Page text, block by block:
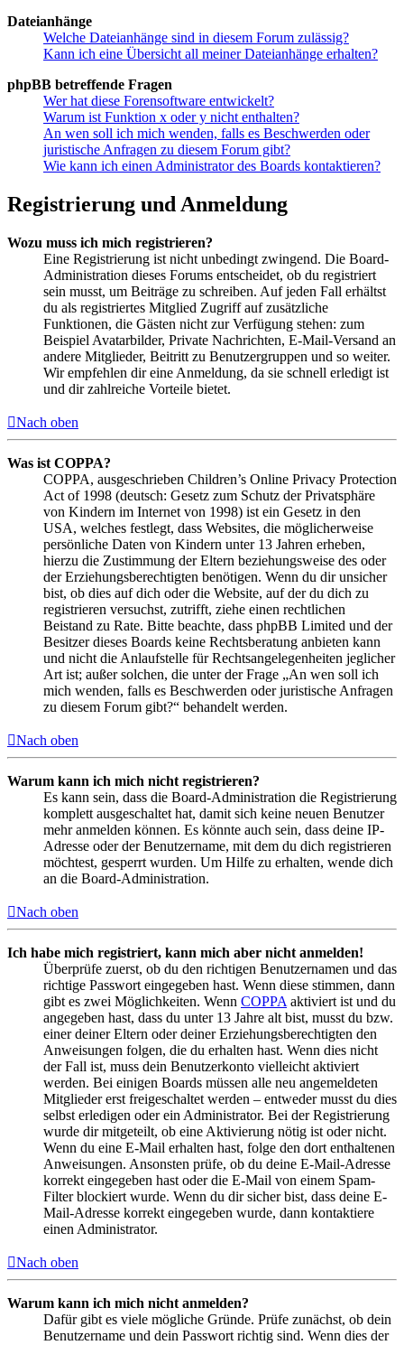
Dateianhänge
Welche Dateianhänge sind in diesem Forum zulässig?
Kann ich eine Übersicht all meiner Dateianhänge erhalten?
phpBB betreffende Fragen
Wer hat diese Forensoftware entwickelt?
Warum ist Funktion x oder y nicht enthalten?
An wen soll ich mich wenden, falls es Beschwerden oder
juristische Anfragen zu diesem Forum gibt?
Wie kann ich einen Administrator des Boards kontaktieren?
Registrierung und Anmeldung
Wozu muss ich mich registrieren?
Eine Registrierung ist nicht unbedingt zwingend. Die Board-
Administration dieses Forums entscheidet, ob du registriert
sein musst, um Beiträge zu schreiben. Auf jeden Fall erhältst
du als registriertes Mitglied Zugriff auf zusätzliche
Funktionen, die Gästen nicht zur Verfügung stehen: zum
Beispiel Avatarbilder, Private Nachrichten, E-Mail-Versand an
andere Mitglieder, Beitritt zu Benutzergruppen und so weiter.
Wir empfehlen dir eine Anmeldung, da sie schnell erledigt ist
und dir zahlreiche Vorteile bietet.
Nach oben
Was ist COPPA?
COPPA, ausgeschrieben Children’s Online Privacy Protection
Act of 1998 (deutsch: Gesetz zum Schutz der Privatsphäre
von Kindern im Internet von 1998) ist ein Gesetz in den
USA, welches festlegt, dass Websites, die möglicherweise
persönliche Daten von Kindern unter 13 Jahren erheben,
hierzu die Zustimmung der Eltern beziehungsweise des oder
der Erziehungsberechtigten benötigen. Wenn du dir unsicher
bist, ob dies auf dich oder die Website, auf der du dich zu
registrieren versuchst, zutrifft, ziehe einen rechtlichen
Beistand zu Rate. Bitte beachte, dass phpBB Limited und der
Besitzer dieses Boards keine Rechtsberatung anbieten kann
und nicht die Anlaufstelle für Rechtsangelegenheiten jeglicher
Art ist; außer solchen, die unter der Frage „An wen soll ich
mich wenden, falls es Beschwerden oder juristische Anfragen
zu diesem Forum gibt?“ behandelt werden.
Nach oben
Warum kann ich mich nicht registrieren?
Es kann sein, dass die Board-Administration die Registrierung
komplett ausgeschaltet hat, damit sich keine neuen Benutzer
mehr anmelden können. Es könnte auch sein, dass deine IP-
Adresse oder der Benutzername, mit dem du dich registrieren
möchtest, gesperrt wurden. Um Hilfe zu erhalten, wende dich
an die Board-Administration.
Nach oben
Ich habe mich registriert, kann mich aber nicht anmelden!
Überprüfe zuerst, ob du den richtigen Benutzernamen und das
richtige Passwort eingegeben hast. Wenn diese stimmen, dann
gibt es zwei Möglichkeiten. Wenn COPPA aktiviert ist und du
angegeben hast, dass du unter 13 Jahre alt bist, musst du bzw.
einer deiner Eltern oder deiner Erziehungsberechtigten den
Anweisungen folgen, die du erhalten hast. Wenn dies nicht
der Fall ist, muss dein Benutzerkonto vielleicht aktiviert
werden. Bei einigen Boards müssen alle neu angemeldeten
Mitglieder erst freigeschaltet werden – entweder musst du dies
selbst erledigen oder ein Administrator. Bei der Registrierung
wurde dir mitgeteilt, ob eine Aktivierung nötig ist oder nicht.
Wenn du eine E-Mail erhalten hast, folge den dort enthaltenen
Anweisungen. Ansonsten prüfe, ob du deine E-Mail-Adresse
korrekt eingegeben hast oder die E-Mail von einem Spam-
Filter blockiert wurde. Wenn du dir sicher bist, dass deine E-
Mail-Adresse korrekt eingegeben wurde, dann kontaktiere
einen Administrator.
Nach oben
Warum kann ich mich nicht anmelden?
Dafür gibt es viele mögliche Gründe. Prüfe zunächst, ob dein
Benutzername und dein Passwort richtig sind. Wenn dies der